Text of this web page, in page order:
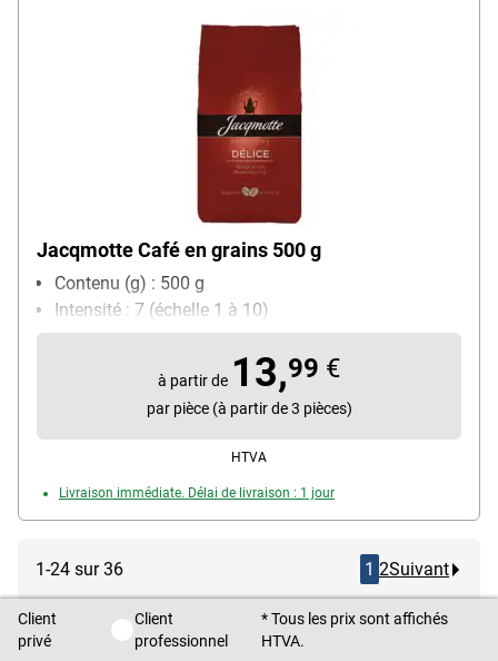
Jacqmotte Café en grains 500 g
Contenu (g) : 500 g
Intensité : 7 (échelle 1 à 10)
à partir de 13,99 €
par pièce (à partir de 3 pièces)
HTVA
Livraison immédiate. Délai de livraison : 1 jour
1-24 sur 36 1 2Suivant
Client
privé
Client privé / Client professionnel
Client
professionnel
* Tous les prix sont affichés
HTVA.